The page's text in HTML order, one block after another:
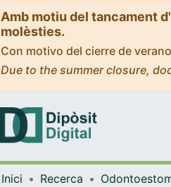
Amb motiu del tancament
molèsties.
Con motivo del cierre de
Due to the summer closure,
Inici Recerca